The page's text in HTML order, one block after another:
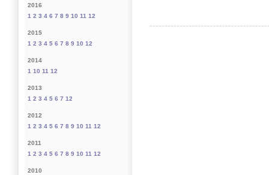
2016
1 2 3 4 6 7 8 9 10 11 12
2015
1 2 3 4 5 6 7 8 9 10 12
2014
1 10 11 12
2013
1 2 3 4 5 6 7 12
2012
1 2 3 4 5 6 7 8 9 10 11 12
2011
1 2 3 4 5 6 7 8 9 10 11 12
2010